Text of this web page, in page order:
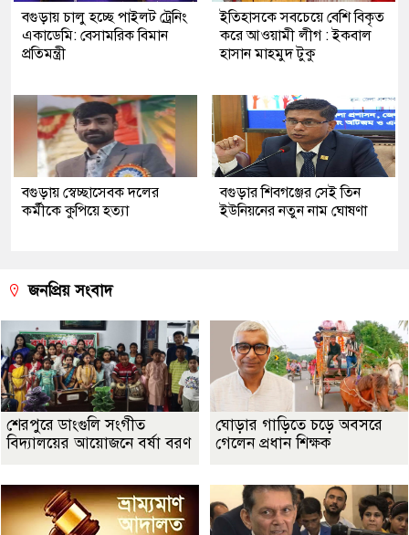
বগুড়ায় চালু হচ্ছে পাইলট ট্রেনিং
একাডেমি: বেসামরিক বিমান
প্রতিমন্ত্রী
ইতিহাসকে সবচেয়ে বেশি বিকৃত
করে আওয়ামী লীগ : ইকবাল
হাসান মাহমুদ টুকু
বগুড়ায় স্বেচ্ছাসেবক দলের
কর্মীকে কুপিয়ে হত্যা
বগুড়ার শিবগঞ্জের সেই তিন
ইউনিয়নের নতুন নাম ঘোষণা
জনপ্রিয় সংবাদ
শেরপুরে ডাংগুলি সংগীত
বিদ্যালয়ের আয়োজনে বর্ষা বরণ
ঘোড়ার গাড়িতে চড়ে অবসরে
গেলেন প্রধান শিক্ষক